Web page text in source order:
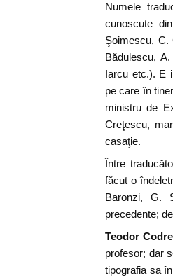
Numele
cunoscute
Şoimescu, C.
Bădulescu,
Iarcu etc.). E
pe care în
ministru de
Creţescu,
casaţie.
Între
făcut o
Baronzi, G.
precedente;
Teodor
profesor; dar
tipografia sa